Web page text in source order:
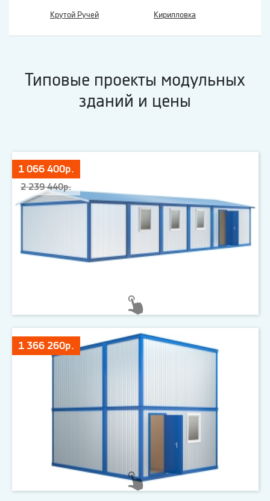
Крутой Ручей Кирилловка
Типовые проекты модульных
зданий и цены
1 066 400р.
2 239 440р.
1 366 260р.